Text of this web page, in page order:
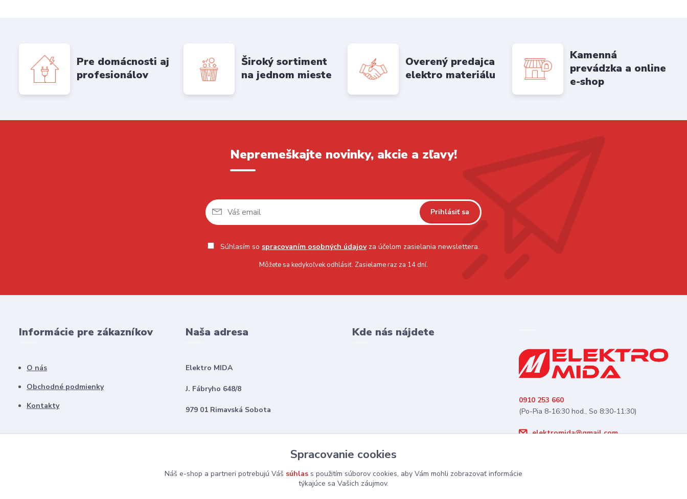
Pre domácnosti aj
profesionálov
Široký sortiment
na jednom mieste
Overený predajca
elektro materiálu
Kamenná
prevádzka a online
e-shop
Nepremeškajte novinky, akcie a zľavy!
Prihlásiť sa
Súhlasím so spracovaním osobných údajovza účelom zasielania newslettera.
Môžete sa kedykoľvek odhlásiť. Zasielame raz za 14 dní.
Informácie pre zákazníkov
O nás
Obchodné podmienky
Kontakty
Naša adresa
Elektro MIDA
J. Fábryho 648/8
979 01 Rimavská Sobota
Kde nás nájdete
0910 253 660
(Po-Pia 8-16:30 hod., So 8:30-11:30)
elektromida@gmail.com
Spracovanie cookies
Náš e-shop a partneri potrebujú Váš súhlas s použitím súborov cookies, aby Vám mohli zobrazovať informácie
týkajúce sa Vašich záujmov.